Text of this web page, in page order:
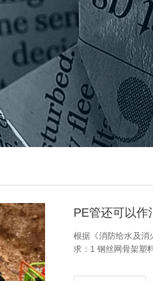
PE管还可以作
根据《消防给水及消
求：1 钢丝网骨架塑